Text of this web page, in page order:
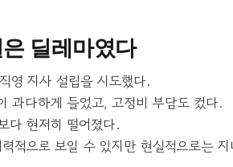
딜레마였다
영 지사 설립을 시도했다.
과다하게 들었고, 고정비 부담도 컸다.
다 현저히 떨어졌다.
적으로 보일 수 있지만 현실적으로는